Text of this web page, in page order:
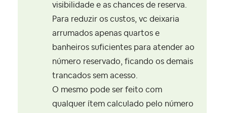
visibilidade e as chances de reserva.
Para reduzir os custos, vc deixaria
arrumados apenas quartos e
banheiros suficientes para atender ao
número reservado, ficando os demais
trancados sem acesso.
O mesmo pode ser feito com
qualquer ítem calculado pelo número